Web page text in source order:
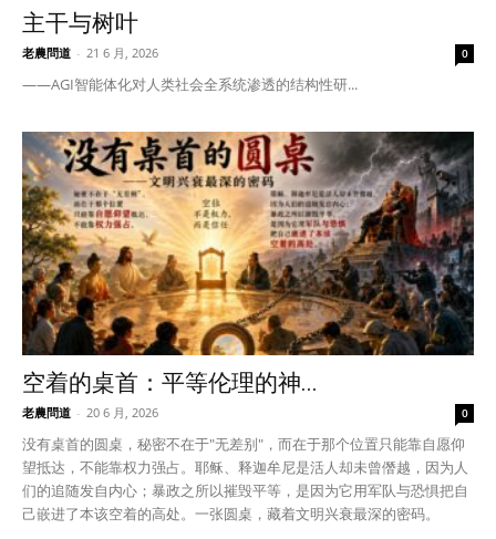
主干与树叶
老農問道 - 21 6 月, 2026 0
——AGI智能体化对人类社会全系统渗透的结构性研...
空着的桌首：平等伦理的神...
老農問道 - 20 6 月, 2026 0
没有桌首的圆桌，秘密不在于"无差别"，而在于那个位置只能靠自愿仰
望抵达，不能靠权力强占。耶稣、释迦牟尼是活人却未曾僭越，因为人
们的追随发自内心；暴政之所以摧毁平等，是因为它用军队与恐惧把自
己嵌进了本该空着的高处。一张圆桌，藏着文明兴衰最深的密码。